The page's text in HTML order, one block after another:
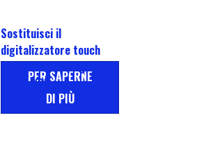
Sostituisci il
digitalizzatore touch
screen del display LCD
Honor X8bPER SAPERNE
DI PIÙ